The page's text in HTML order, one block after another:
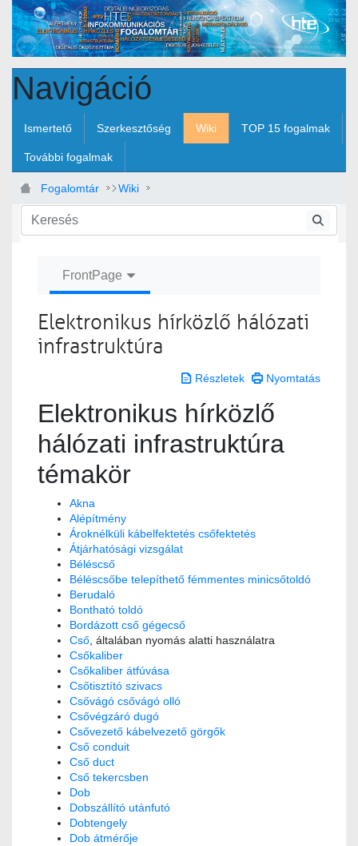
Ugrás a fő tartalomhoz
Navigáció
Ismertető Szerkesztőség Wiki TOP 15 fogalmak
További fogalmak
Fogalomtár Wiki
Elektronikus hírközlő hálózati infrastruktúra
FrontPage
Elektronikus hírközlő hálózati
infrastruktúra
Részletek Nyomtatás
Elektronikus hírközlő
hálózati infrastruktúra
témakör
Akna
Alépítmény
Ároknélküli kábelfektetés csőfektetés
Átjárhatósági vizsgálat
Béléscső
Béléscsőbe telepíthető fémmentes minicsőtoldó
Berudaló
Bontható toldó
Bordázott cső gégecső
Cső , általában nyomás alatti használatra
Csőkaliber
Csőkaliber átfúvása
Csőtisztító szivacs
Csővágó csővágó olló
Csővégzáró dugó
Csővezető kábelvezető görgők
Cső conduit
Cső duct
Cső tekercsben
Dob
Dobszállító utánfutó
Dobtengely
Dob átmérője